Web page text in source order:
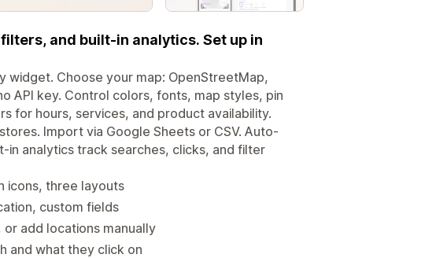
and built-in analytics. Set up in
Choose your map: OpenStreetMap,
API key. Control colors, fonts, map styles, pin
for hours, services, and product availability.
Import via Google Sheets or CSV. Auto-
in analytics track searches, clicks, and filter
icons, three layouts
custom fields
add locations manually
and what they click on